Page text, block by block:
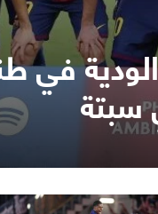
الودية
سبتة